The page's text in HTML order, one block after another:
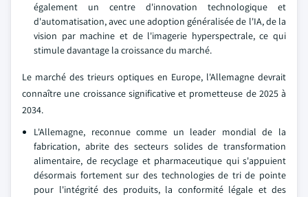
également un centre d'innovation technologique et
d'automatisation, avec une adoption généralisée de l'IA, de la
vision par machine et de l'imagerie hyperspectrale, ce qui
stimule davantage la croissance du marché.
Le marché des trieurs optiques en Europe, l'Allemagne devrait
connaître une croissance significative et prometteuse de 2025 à
2034.
L'Allemagne, reconnue comme un leader mondial de la
fabrication, abrite des secteurs solides de transformation
alimentaire, de recyclage et pharmaceutique qui s'appuient
désormais fortement sur des technologies de tri de pointe
pour l'intégrité des produits, la conformité légale et des